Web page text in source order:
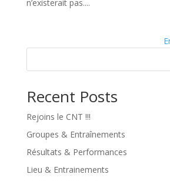
n’existerait pas....
Recent Posts
Rejoins le CNT !!!
Groupes & Entraînements
Résultats & Performances
Lieu & Entrainements